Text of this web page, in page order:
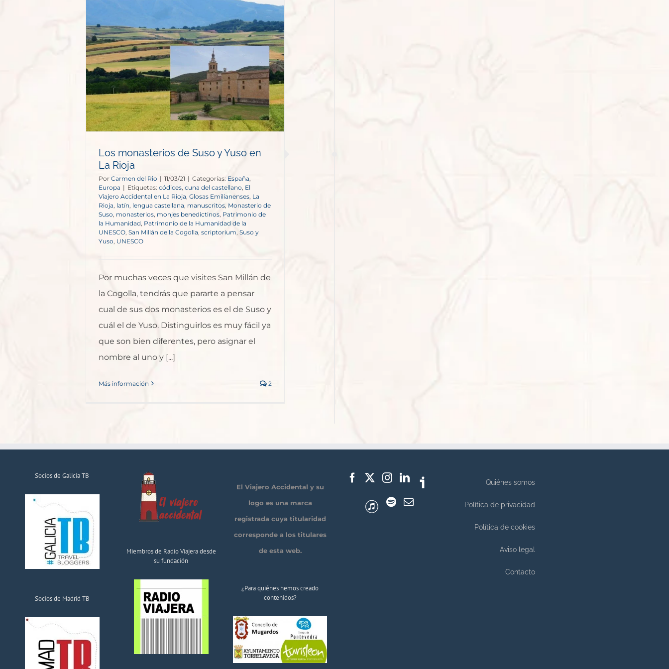
Los monasterios de Suso y Yuso en
La Rioja
Por Carmen del Rio | 11/03/21 | Categorías: España,
Europa | Etiquetas: códices cuna del castellano, El
Viajero Accidental en La Rioja Glosas Emilianenses La
Rioja, latín lengua castellana manuscritos, Monasterio de
Suso monasterios monjes benedictinos Patrimonio de
la Humanidad Patrimonio de la Humanidad de la
UNESCO San Millán de la Cogolla scriptorium Suso y
Yuso, UNESCO
Por muchas veces que visites San Millán de
la Cogolla, tendrás que pararte a pensar
cual de sus dos monasterios es el de Suso y
cuál el de Yuso. Distinguirlos es muy fácil ya
que son bien diferentes, pero asignar el
nombre al uno y [...]
Más información 2
Socios de Galicia TB
Socios de Madrid TB
Miembros de Radio Viajera desde
su fundación
El Viajero Accidental y su
logo es una marca
registrada cuya titularidad
corresponde a los titulares
de esta web.
¿Para quiénes hemos creado
contenidos?
Quiénes somos
Política de privacidad
Política de cookies
Aviso legal
Contacto